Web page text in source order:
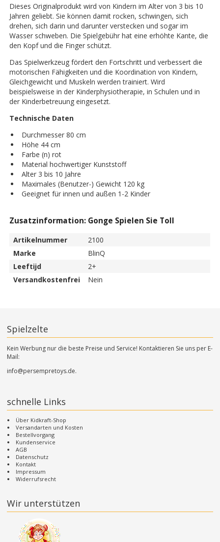
Dieses Originalprodukt wird von Kindern im Alter von 3 bis 10
Jahren geliebt. Sie können damit rocken, schwingen, sich
drehen, sich darin und darunter verstecken und sogar im
Wasser schweben. Die Spielgebühr hat eine erhöhte Kante, die
den Kopf und die Finger schützt.
Das Spielwerkzeug fördert den Fortschritt und verbessert die
motorischen Fähigkeiten und die Koordination von Kindern,
Gleichgewicht und Muskeln werden trainiert. Wird
beispielsweise in der Kinderphysiotherapie, in Schulen und in
der Kinderbetreuung eingesetzt.
Technische Daten
Durchmesser 80 cm
Höhe 44 cm
Farbe (n) rot
Material hochwertiger Kunststoff
Alter 3 bis 10 Jahre
Maximales (Benutzer-) Gewicht 120 kg
Geeignet für innen und außen 1-2 Kinder
Zusatzinformation: Gonge Spielen Sie Toll
Artikelnummer
2100
Marke
BlinQ
Leeftijd
2+
Versandkostenfrei
Nein
Spielzelte
Kein Werbung nur die beste Preise und Service! Kontaktieren Sie uns per E-
Mail:
info@persempretoys.de.
schnelle Links
Über Kidkraft-Shop
Versandarten und Kosten
Bestellvorgang
Kundenservice
AGB
Datenschutz
Kontakt
Impressum
Widerrufsrecht
Wir unterstützen